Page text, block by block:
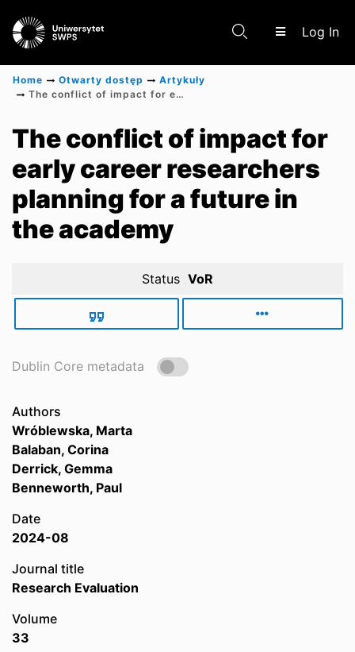
Log In
Scientific research results
Home Otwarty dostęp
Artykuły
The conflict of impact for early career researchers planning for a future in the academy
The conflict of impact for
early career researchers
planning for a future in
the academy
Status VoR
Dublin Core metadata
Authors
Wróblewska, Marta
Balaban, Corina
Derrick, Gemma
Benneworth, Paul
Date
2024-08
Journal title
Research Evaluation
Volume
33